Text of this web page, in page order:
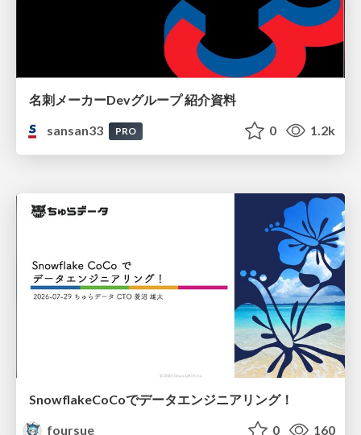
名刺メーカーDevグループ 紹介資料
sansan33
PRO 0 1.2k
SnowflakeCoCoでデータエンジニアリング！
foursue
0 160